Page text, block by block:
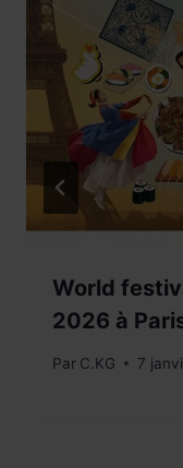
World
2026 à
Par C.KG 7